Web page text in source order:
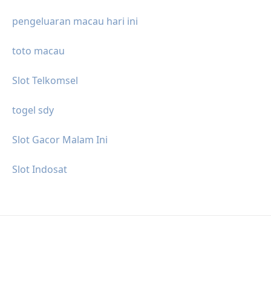
pengeluaran macau hari ini
toto macau
Slot Telkomsel
togel sdy
Slot Gacor Malam Ini
Slot Indosat